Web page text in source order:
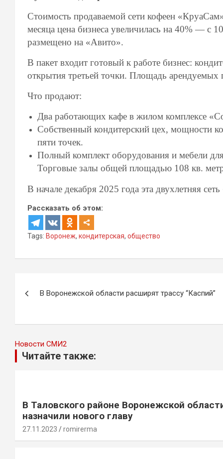
Стоимость продаваемой сети кофеен
месяца цена бизнеса увеличилась на 40% — с
размещено на «Авито».
В пакет входит готовый к работе бизнес:
открытия третьей точки. Площадь арендуемых
Что продают:
Два работающих кафе в жилом комплексе
Собственный кондитерский цех, мощности
пяти точек.
Полный комплект оборудования и мебели для
Торговые залы общей площадью 108 кв.
В начале декабря 2025 года эта двухлетняя
Рассказать об этом:
Tags: Воронеж, кондитерская, общество
записям
В Воронежской области расширят трассу “Каспий”
Новости СМИ2
Читайте также:
В Таловского районе Воронежской
назначили нового главу
27.11.2023 romirerma